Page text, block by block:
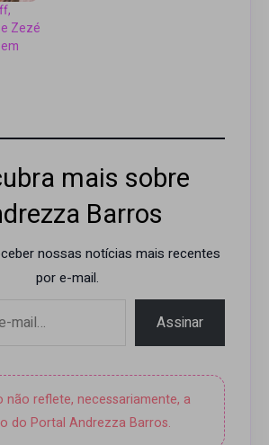
Zezé
mais sobre
Barros
nossas notícias mais recentes
por e-mail.
Assinar
não reflete, necessariamente, a
do Portal Andrezza Barros.